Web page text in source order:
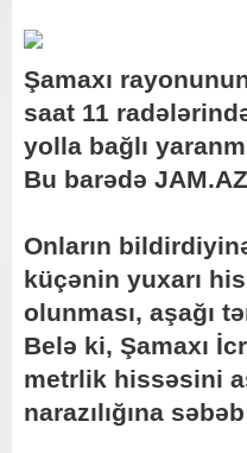
Şamaxı
saat 11
yolla bağlı
Bu barədə
Onların
küçənin yuxarı
olunması, aşağı
Belə ki, Şamaxı
metrlik hissəsini
narazılığına